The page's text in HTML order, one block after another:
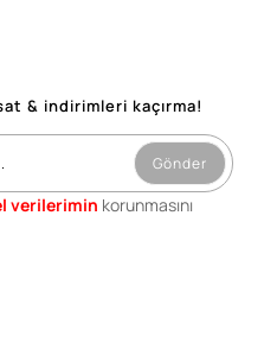
& indirimleri kaçırma!
Gönder
verilerimin korunmasını